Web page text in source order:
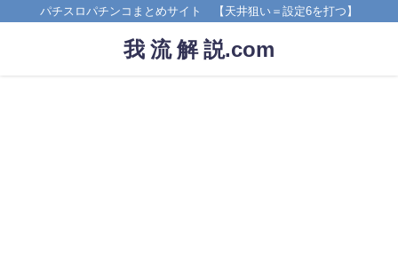
パチスロパチンコまとめサイト 【天井狙い＝設定6を打つ】
我 流 解 説.com